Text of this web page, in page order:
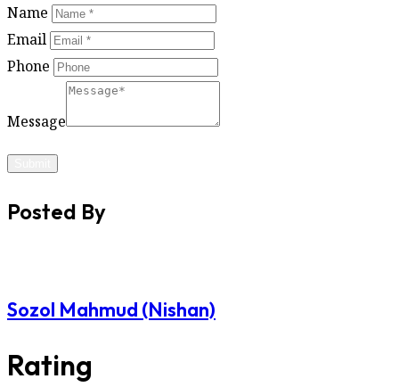
Name
Email
Phone
Message
Posted By
Sozol Mahmud (Nishan)
Rating